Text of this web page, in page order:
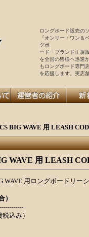
ロングボード販売の
『オンリー・ワン＆
グボ
ード・ブランド正規
を全国の皆様ヘ迅速
もロングボード専門
を応援します。実店
BIG WAVE 用 LEASH
WAVE 用 LEASH
WAVE 用ロングボードリーシ
）
込み）